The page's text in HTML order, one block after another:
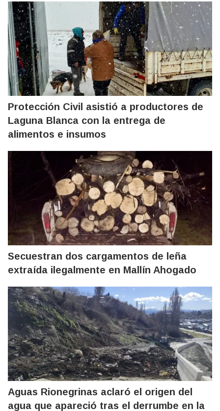
Protección Civil asistió a productores de
Laguna Blanca con la entrega de
alimentos e insumos
Secuestran dos cargamentos de leña
extraída ilegalmente en Mallín Ahogado
Aguas Rionegrinas aclaró el origen del
agua que apareció tras el derrumbe en la